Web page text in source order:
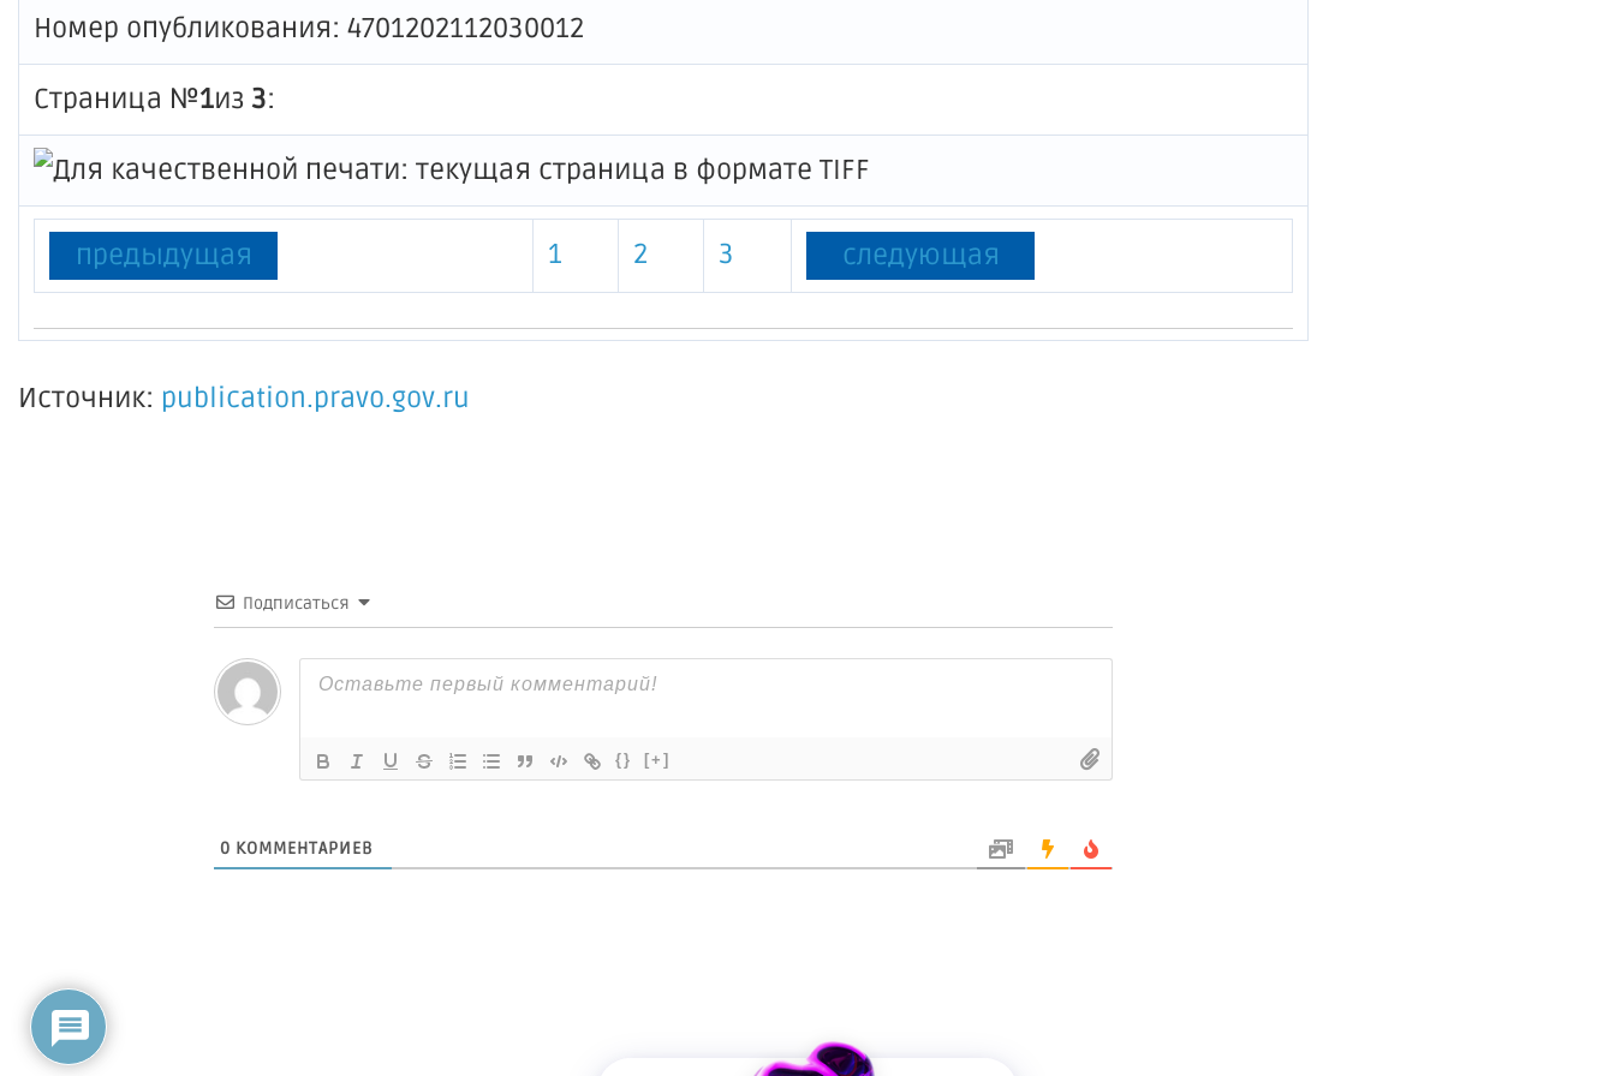
Номер опубликования: 4701202112030012
Страница №1из 3:
предыдущая 1 2 3 следующая
Источник: publication.pravo.gov.ru
Подписаться
{} [+]
0 КОММЕНТАРИЕВ